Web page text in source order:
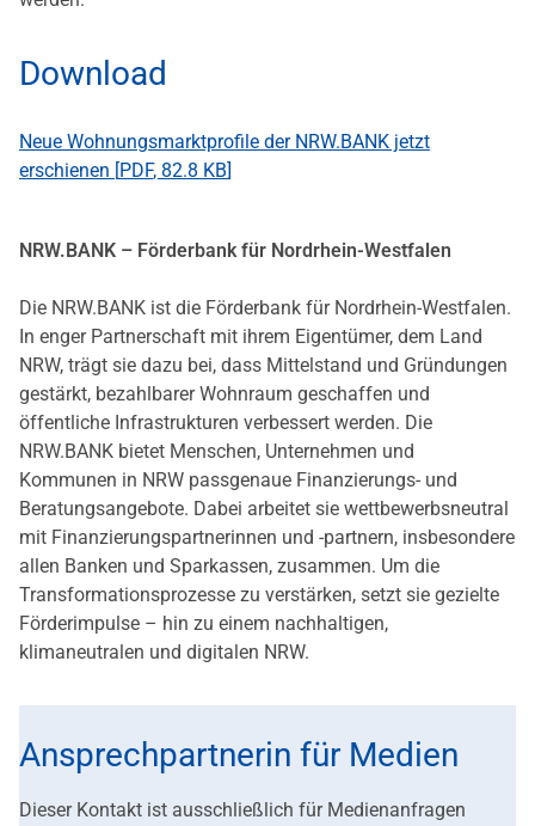
Download
Neue Wohnungsmarktprofile der NRW.BANK jetzt
erschienen [PDF, 82.8 KB]
NRW.BANK – Förderbank für Nordrhein-Westfalen
Die NRW.BANK ist die Förderbank für Nordrhein-Westfalen.
In enger Partnerschaft mit ihrem Eigentümer, dem Land
NRW, trägt sie dazu bei, dass Mittelstand und Gründungen
gestärkt, bezahlbarer Wohnraum geschaffen und
öffentliche Infrastrukturen verbessert werden. Die
NRW.BANK bietet Menschen, Unternehmen und
Kommunen in NRW passgenaue Finanzierungs- und
Beratungsangebote. Dabei arbeitet sie wettbewerbsneutral
mit Finanzierungspartnerinnen und -partnern, insbesondere
allen Banken und Sparkassen, zusammen. Um die
Transformationsprozesse zu verstärken, setzt sie gezielte
Förderimpulse – hin zu einem nachhaltigen,
klimaneutralen und digitalen NRW.
Ansprechpartnerin für Medien
Dieser Kontakt ist ausschließlich für Medienanfragen